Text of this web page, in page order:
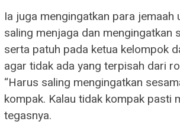
Ia juga mengingatkan para jemaah
saling menjaga dan mengingatkan
serta patuh pada ketua kelompok
agar tidak ada yang terpisah dari
“Harus saling mengingatkan
kompak. Kalau tidak kompak pasti
tegasnya.